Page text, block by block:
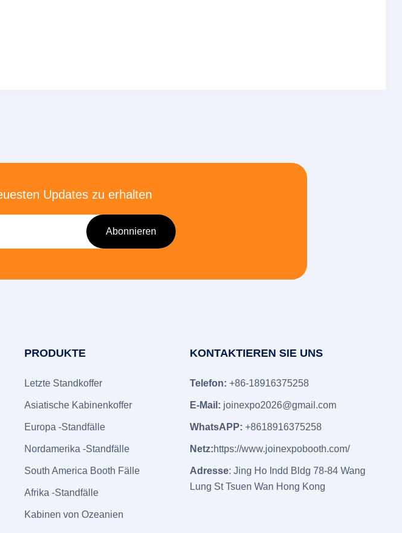
Updates zu erhalten
PRODUKTE
Letzte Standkoffer
Asiatische Kabinenkoffer
Europa -Standfälle
Nordamerika -Standfälle
South America Booth Fälle
Afrika -Standfälle
Kabinen von Ozeanien
KONTAKTIEREN SIE UNS
Telefon: +86-18916375258
E-Mail: joinexpo2026@gmail.com
WhatsAPP: +8618916375258
Netz:https://www.joinexpobooth.com/
Adresse: Jing Ho Indd Bldg 78-84 Wang
Lung St Tsuen Wan Hong Kong